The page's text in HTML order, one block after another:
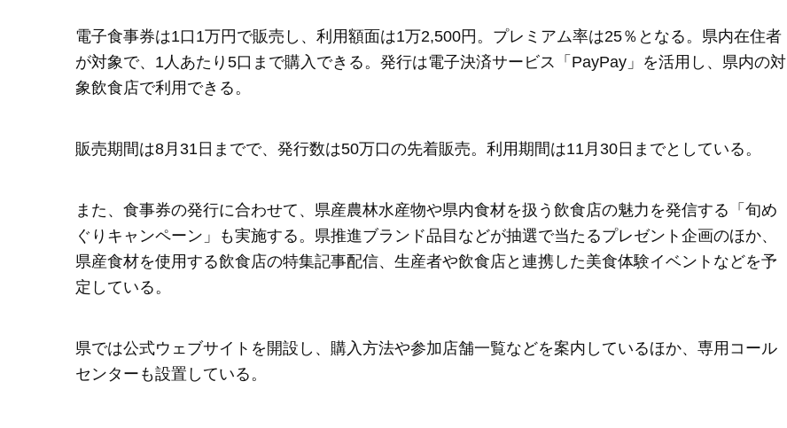
電子食事券は1口1万円で販売し、利用額面は1万2,500円。プレミアム率は25％となる。県内在住者
が対象で、1人あたり5口まで購入できる。発行は電子決済サービス「PayPay」を活用し、県内の対
象飲食店で利用できる。
販売期間は8月31日までで、発行数は50万口の先着販売。利用期間は11月30日までとしている。
また、食事券の発行に合わせて、県産農林水産物や県内食材を扱う飲食店の魅力を発信する「旬め
ぐりキャンペーン」も実施する。県推進ブランド品目などが抽選で当たるプレゼント企画のほか、
県産食材を使用する飲食店の特集記事配信、生産者や飲食店と連携した美食体験イベントなどを予
定している。
県では公式ウェブサイトを開設し、購入方法や参加店舗一覧などを案内しているほか、専用コール
センターも設置している。